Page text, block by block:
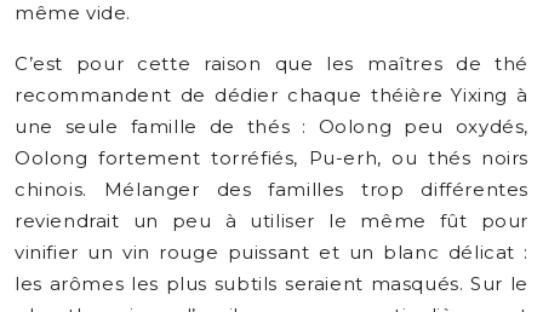
même vide.
C’est pour cette raison que les maîtres de thé
recommandent de dédier chaque théière Yixing à
une seule famille de thés : Oolong peu oxydés,
Oolong fortement torréfiés, Pu-erh, ou thés noirs
chinois. Mélanger des familles trop différentes
reviendrait un peu à utiliser le même fût pour
vinifier un vin rouge puissant et un blanc délicat :
les arômes les plus subtils seraient masqués. Sur le